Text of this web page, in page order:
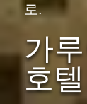
로.
가
호